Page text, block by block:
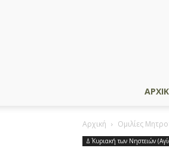
Αρχική Ομιλίες
Δ΄ Κυριακή των Νηστειών